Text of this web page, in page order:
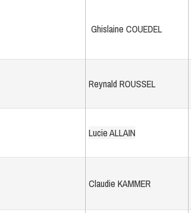
Ghislaine COUEDEL
Reynald ROUSSEL
Lucie ALLAIN
Claudie KAMMER